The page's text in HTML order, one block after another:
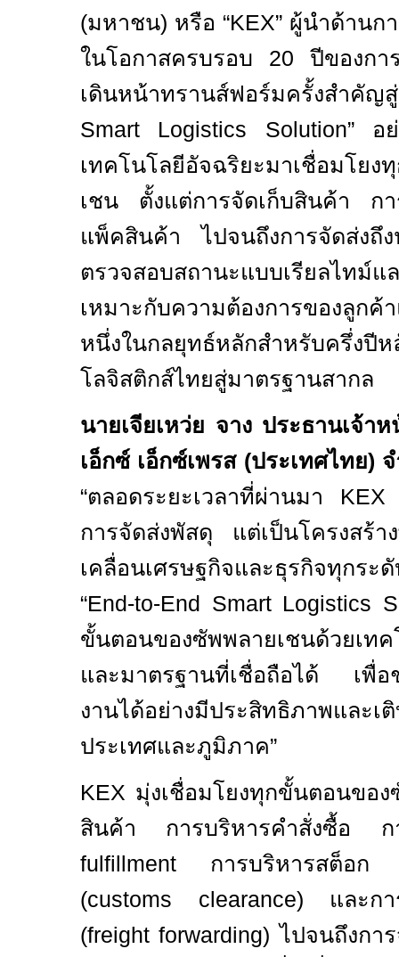
(มหาชน) หรือ “KEX” ผู้นำด้านก
ในโอกาสครบรอบ 20 ปีของกา
เดินหน้าทรานส์ฟอร์มครั้งสำคัญ
Smart Logistics Solution” อ
เทคโนโลยีอัจฉริยะมาเชื่อมโย
เชน ตั้งแต่การจัดเก็บสินค้า ก
แพ็คสินค้า ไปจนถึงการจัดส่งถึ
ตรวจสอบสถานะแบบเรียลไทม์
เหมาะกับความต้องการของลูก
หนึ่งในกลยุทธ์หลักสำหรับครึ่งปี
โลจิสติกส์ไทยสู่มาตรฐานสากล
นายเจียเหว่ย จาง ประธานเจ้า
เอ็กซ์ เอ็กซ์เพรส (ประเทศไทย)
“ตลอดระยะเวลาที่ผ่านมา
การจัดส่งพัสดุ แต่เป็นโครงสร้
เคลื่อนเศรษฐกิจและธุรกิจทุกร
“End-to-End Smart Logistics
ขั้นตอนของซัพพลายเชนด้วยเ
และมาตรฐานที่เชื่อถือได้ เพื่อ
งานได้อย่างมีประสิทธิภาพและ
ประเทศและภูมิภาค”
KEX มุ่งเชื่อมโยงทุกขั้นตอนขอ
สินค้า การบริหารคำสั่งซื้อ
fulfillment การบริหารสต็อก
(customs clearance) และก
(freight forwarding)ไปจนถึงกา